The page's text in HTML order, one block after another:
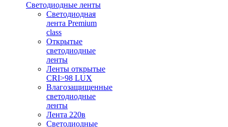
Светодиодные ленты
Светодиодная
лента Premium
class
Открытые
светодиодные
ленты
Ленты открытые
CRI>98 LUX
Влагозащищенные
светодиодные
ленты
Лента 220в
Светодиодные